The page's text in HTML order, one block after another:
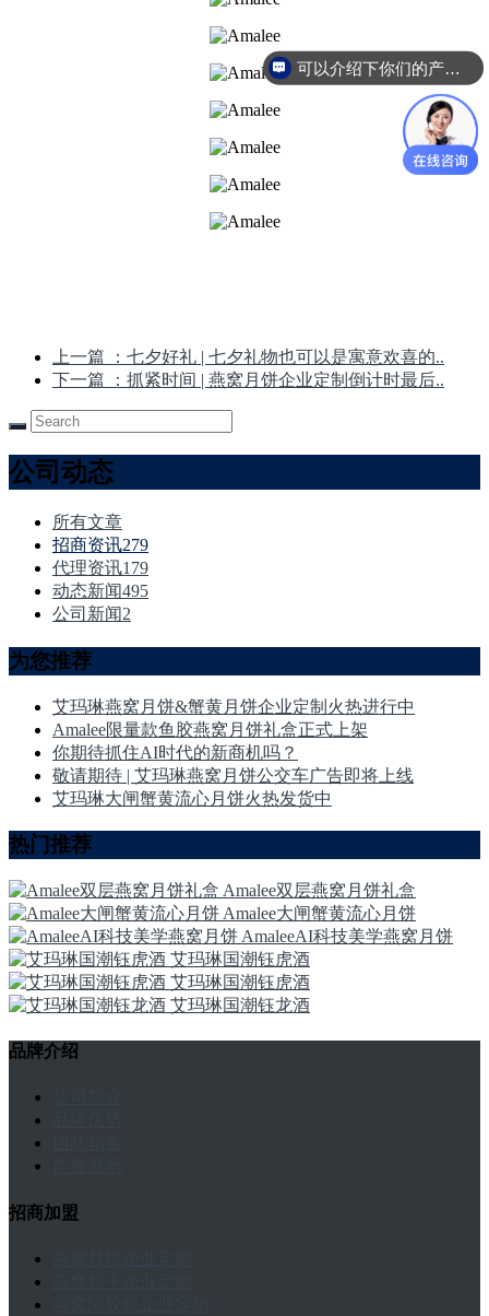
上一篇
：七夕好礼 | 七夕礼物也可以是寓意欢喜的..
下一篇
：抓紧时间 | 燕窝月饼企业定制倒计时最后..
公司动态
所有文章
招商资讯279
代理资讯179
动态新闻495
公司新闻2
为您推荐
艾玛琳燕窝月饼&蟹黄月饼企业定制火热进行中
Amalee限量款鱼胶燕窝月饼礼盒正式上架
你期待抓住AI时代的新商机吗？
敬请期待 | 艾玛琳燕窝月饼公交车广告即将上线
艾玛琳大闸蟹黄流心月饼火热发货中
热门推荐
Amalee双层燕窝月饼礼盒
Amalee大闸蟹黄流心月饼
AmaleeAI科技美学燕窝月饼
艾玛琳国潮钰虎酒
艾玛琳国潮钰虎酒
艾玛琳国潮钰龙酒
品牌介绍
招商加盟
可以介绍下你们的产品么